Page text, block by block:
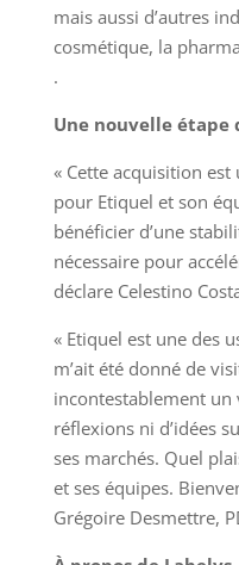
mais aussi d’autres
cosmétique, la
.
Une nouvelle étape
« Cette acquisition
pour Etiquel et son
bénéficier d’une
nécessaire pour
déclare Celestino
« Etiquel est une des
m’ait été donné de
incontestablement un
réflexions ni d’idées
ses marchés. Quel
et ses équipes.
Grégoire Desmettre,